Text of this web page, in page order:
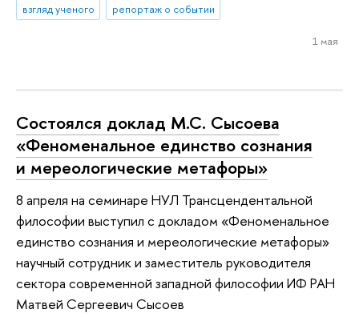
взгляд ученого
репортаж о событии
1 мая
Состоялся доклад М.С. Сысоева
«Феноменальное единство сознания
и мереологические метафоры»
8 апреля на семинаре НУЛ Трансцендентальной
философии выступил с докладом «Феноменальное
единство сознания и мереологические метафоры»
научный сотрудник и заместитель руководителя
сектора современной западной философии ИФ РАН
Матвей Сергеевич Сысоев